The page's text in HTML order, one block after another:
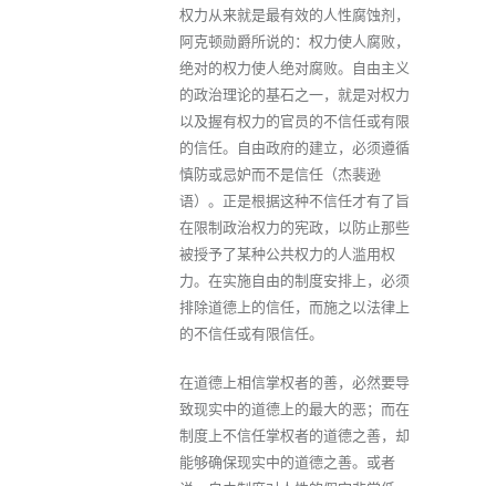
权力从来就是最有效的人性腐蚀剂，
阿克顿勋爵所说的：权力使人腐败，
绝对的权力使人绝对腐败。自由主义
的政治理论的基石之一，就是对权力
以及握有权力的官员的不信任或有限
的信任。自由政府的建立，必须遵循
慎防或忌妒而不是信任（杰裴逊
语）。正是根据这种不信任才有了旨
在限制政治权力的宪政，以防止那些
被授予了某种公共权力的人滥用权
力。在实施自由的制度安排上，必须
排除道德上的信任，而施之以法律上
的不信任或有限信任。
在道德上相信掌权者的善，必然要导
致现实中的道德上的最大的恶；而在
制度上不信任掌权者的道德之善，却
能够确保现实中的道德之善。或者